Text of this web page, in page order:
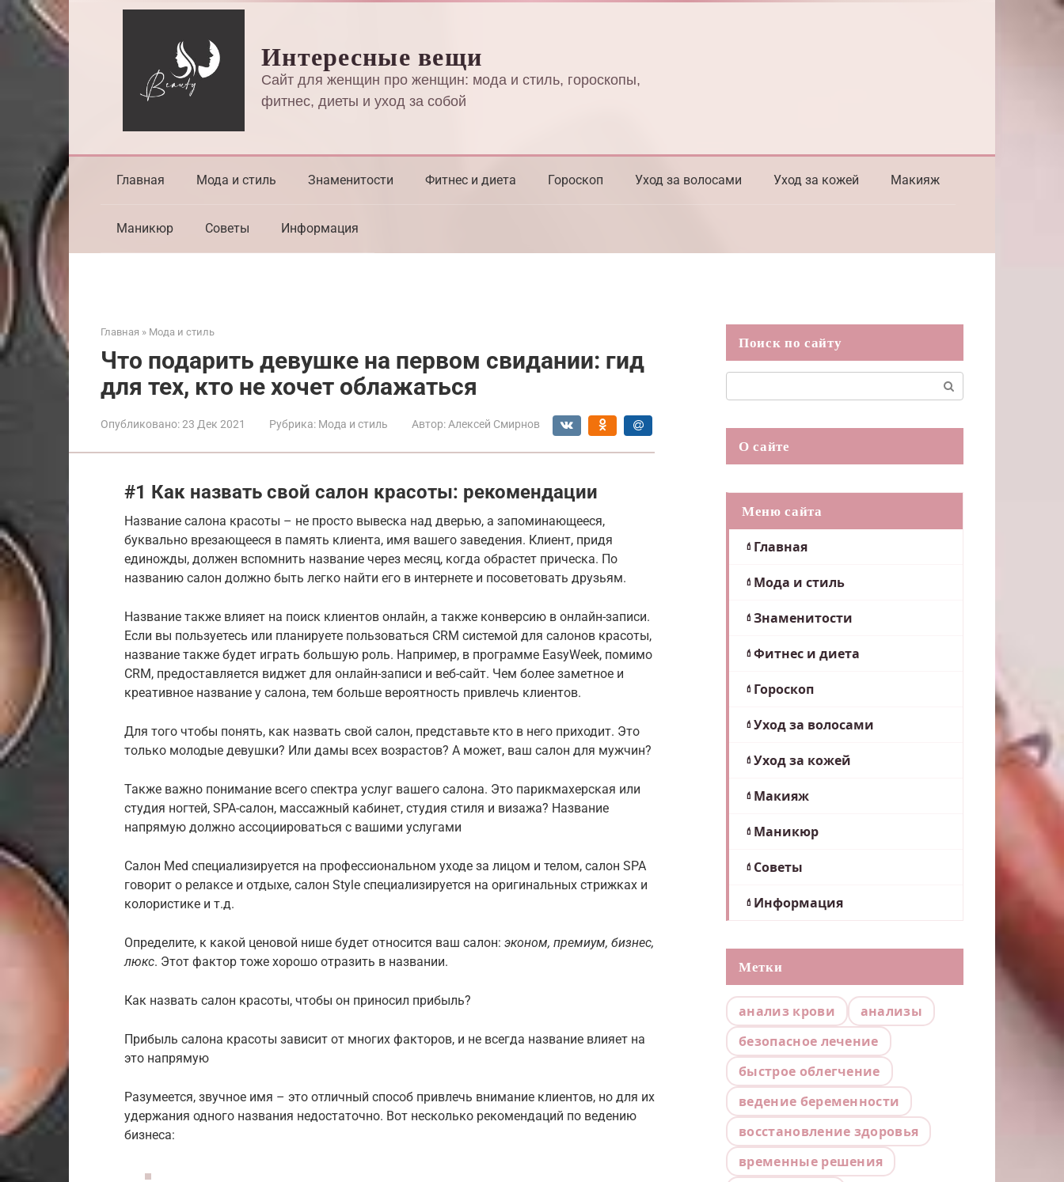
Перейти
к
контенту
Интересные вещи
Сайт для женщин про женщин: мода и стиль, гороскопы,
фитнес, диеты и уход за собой
Главная Мода и стиль Знаменитости Фитнес и диета Гороскоп Уход за волосами Уход за кожей Макияж
Маникюр Советы Информация
Главная » Мода и стиль
Что подарить девушке на первом свидании: гид
для тех, кто не хочет облажаться
Опубликовано:23 Дек 2021 Рубрика: Мода и стиль Автор: Алексей Смирнов
#1 Как назвать свой салон красоты: рекомендации
Название салона красоты – не просто вывеска над дверью, а запоминающееся,
буквально врезающееся в память клиента, имя вашего заведения. Клиент, придя
единожды, должен вспомнить название через месяц, когда обрастет прическа. По
названию салон должно быть легко найти его в интернете и посоветовать друзьям.
Название также влияет на поиск клиентов онлайн, а также конверсию в онлайн-записи.
Если вы пользуетесь или планируете пользоваться CRM системой для салонов красоты,
название также будет играть большую роль. Например, в программе EasyWeek, помимо
CRM, предоставляется виджет для онлайн-записи и веб-сайт. Чем более заметное и
креативное название у салона, тем больше вероятность привлечь клиентов.
Для того чтобы понять, как назвать свой салон, представьте кто в него приходит. Это
только молодые девушки? Или дамы всех возрастов? А может, ваш салон для мужчин?
Также важно понимание всего спектра услуг вашего салона. Это парикмахерская или
студия ногтей, SPA-салон, массажный кабинет, студия стиля и визажа? Название
напрямую должно ассоциироваться с вашими услугами
Салон Med специализируется на профессиональном уходе за лицом и телом, салон SPA
говорит о релаксе и отдыхе, салон Style специализируется на оригинальных стрижках и
колористике и т.д.
Определите, к какой ценовой нише будет относится ваш салон: эконом, премиум, бизнес,
люкс. Этот фактор тоже хорошо отразить в названии.
Как назвать салон красоты, чтобы он приносил прибыль?
Прибыль салона красоты зависит от многих факторов, и не всегда название влияет на
это напрямую
Разумеется, звучное имя – это отличный способ привлечь внимание клиентов, но для их
удержания одного названия недостаточно. Вот несколько рекомендаций по ведению
бизнеса:
Поиск по сайту
О сайте
Меню сайта
Главная
Мода и стиль
Знаменитости
Фитнес и диета
Гороскоп
Уход за волосами
Уход за кожей
Макияж
Маникюр
Советы
Информация
Метки
анализ крови
анализы
безопасное лечение
быстрое облегчение
ведение беременности
восстановление здоровья
временные решения